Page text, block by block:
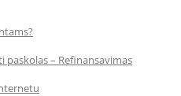
paskolas – Refinansavimas